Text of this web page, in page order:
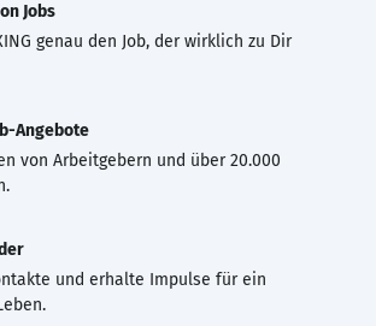
Jobs
genau den Job, der wirklich zu Dir
Angebote
von Arbeitgebern und über 20.000
und erhalte Impulse für ein